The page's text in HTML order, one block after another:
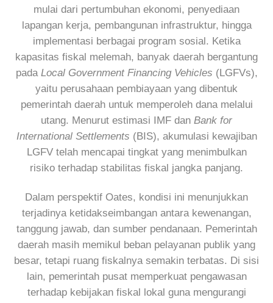
mulai dari pertumbuhan ekonomi, penyediaan
lapangan kerja, pembangunan infrastruktur, hingga
implementasi berbagai program sosial. Ketika
kapasitas fiskal melemah, banyak daerah bergantung
pada Local Government Financing Vehicles (LGFVs),
yaitu perusahaan pembiayaan yang dibentuk
pemerintah daerah untuk memperoleh dana melalui
utang. Menurut estimasi IMF dan Bank for
International Settlements (BIS), akumulasi kewajiban
LGFV telah mencapai tingkat yang menimbulkan
risiko terhadap stabilitas fiskal jangka panjang.
Dalam perspektif Oates, kondisi ini menunjukkan
terjadinya ketidakseimbangan antara kewenangan,
tanggung jawab, dan sumber pendanaan. Pemerintah
daerah masih memikul beban pelayanan publik yang
besar, tetapi ruang fiskalnya semakin terbatas. Di sisi
lain, pemerintah pusat memperkuat pengawasan
terhadap kebijakan fiskal lokal guna mengurangi